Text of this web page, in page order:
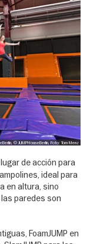
© JUMPHouseBerlin, Foto: Tom Menz
de acción para
ideal para
en altura, sino
paredes son
FoamJUMP en